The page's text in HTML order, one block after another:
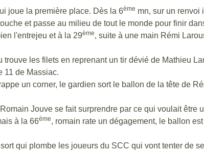
joue la première place. Dès la 6ème mn, sur un renvoi
et passe au milieu de tout le monde pour finir
l'entrejeu et à la 29ème, suite à une main Rémi
trouve les filets en reprenant un tir dévié de Mathieu
11 de Massiac.
un corner, le gardien sort le ballon de la tête de
Jouve se fait surprendre par ce qui voulait
à la 66ème, romain rate un dégagement, le ballon
qui plombe les joueurs du SCC qui vont tenter de